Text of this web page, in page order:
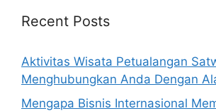
Recent Posts
Aktivitas Wisata Petualangan
Menghubungkan Anda Dengan
Mengapa Bisnis Internasional